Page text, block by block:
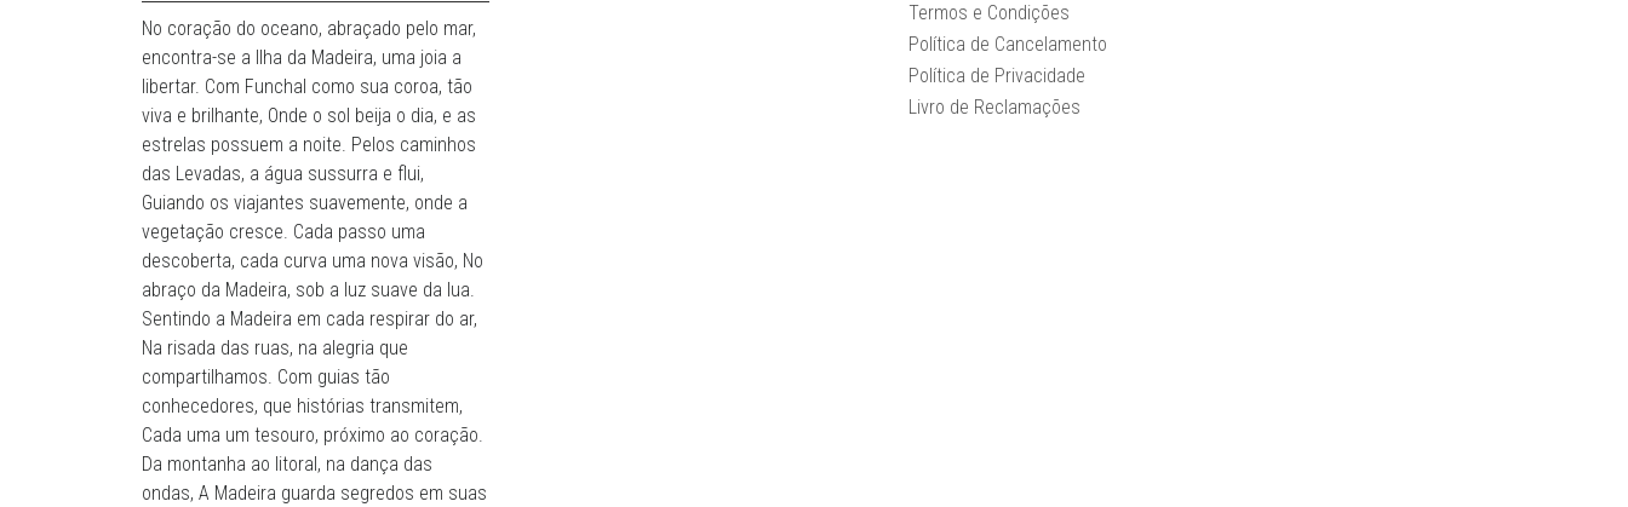
No coração do oceano, abraçado pelo mar,
encontra-se a Ilha da Madeira, uma joia a
libertar. Com Funchal como sua coroa, tão
viva e brilhante, Onde o sol beija o dia, e as
estrelas possuem a noite. Pelos caminhos
das Levadas, a água sussurra e flui,
Guiando os viajantes suavemente, onde a
vegetação cresce. Cada passo uma
descoberta, cada curva uma nova visão, No
abraço da Madeira, sob a luz suave da lua.
Sentindo a Madeira em cada respirar do ar,
Na risada das ruas, na alegria que
compartilhamos. Com guias tão
conhecedores, que histórias transmitem,
Cada uma um tesouro, próximo ao coração.
Da montanha ao litoral, na dança das
ondas, A Madeira guarda segredos em suas
Termos e Condições
Política de Cancelamento
Política de Privacidade
Livro de Reclamações